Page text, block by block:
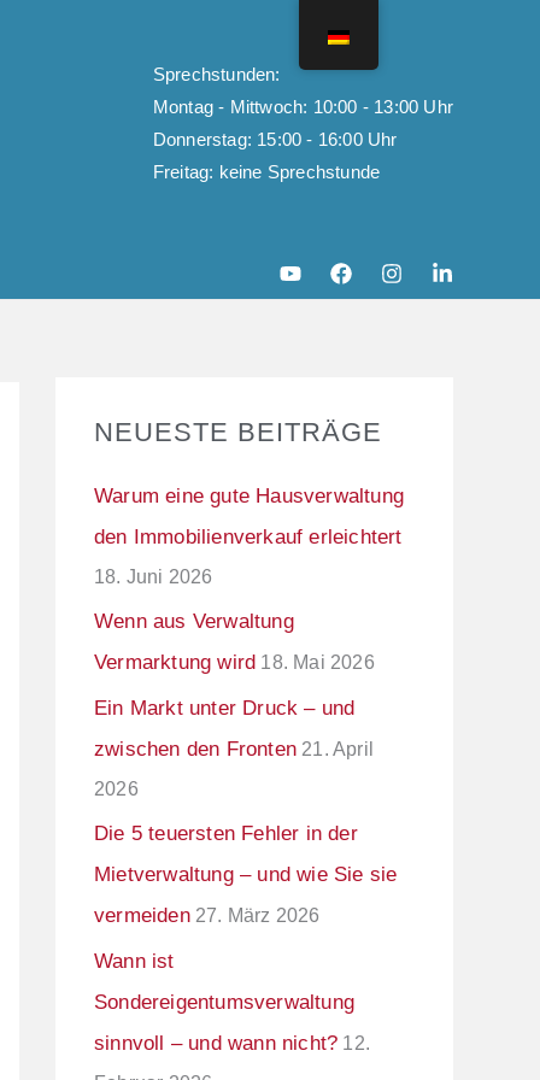
Sprechstunden:
Montag - Mittwoch: 10:00 - 13:00 Uhr
Donnerstag: 15:00 - 16:00 Uhr
Freitag: keine Sprechstunde
NEUESTE BEITRÄGE
Warum eine gute Hausverwaltung
den Immobilienverkauf erleichtert
18. Juni 2026
Wenn aus Verwaltung
Vermarktung wird 18. Mai 2026
Ein Markt unter Druck – und
zwischen den Fronten 21. April
2026
Die 5 teuersten Fehler in der
Mietverwaltung – und wie Sie sie
vermeiden 27. März 2026
Wann ist
Sondereigentumsverwaltung
sinnvoll – und wann nicht? 12.